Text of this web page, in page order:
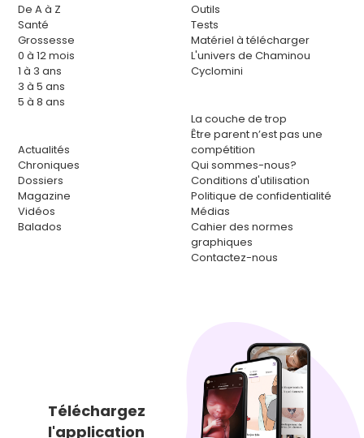
De A à Z
Santé
Grossesse
0 à 12 mois
1 à 3 ans
3 à 5 ans
5 à 8 ans
Actualités
Chroniques
Dossiers
Magazine
Vidéos
Balados
Outils
Tests
Matériel à télécharger
L'univers de Chaminou
Cyclomini
La couche de trop
Être parent n’est pas une
compétition
Qui sommes-nous?
Conditions d'utilisation
Politique de confidentialité
Médias
Cahier des normes
graphiques
Contactez-nous
Téléchargez
l'application